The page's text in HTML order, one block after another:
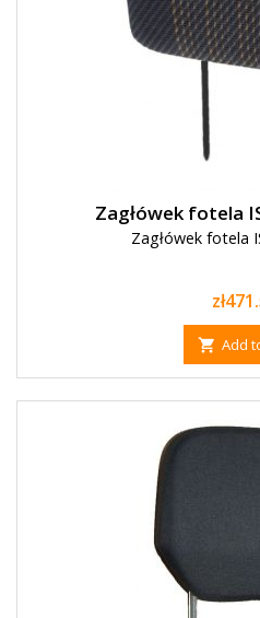
Zagłówek fotela
Zagłówek fotela
Price
 Add